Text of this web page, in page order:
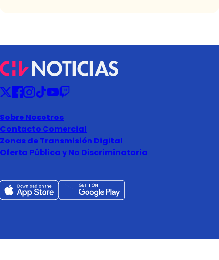
Sobre Nosotros
Contacto Comercial
Zonas de Transmisión Digital
Oferta Pública y No Discriminatoria